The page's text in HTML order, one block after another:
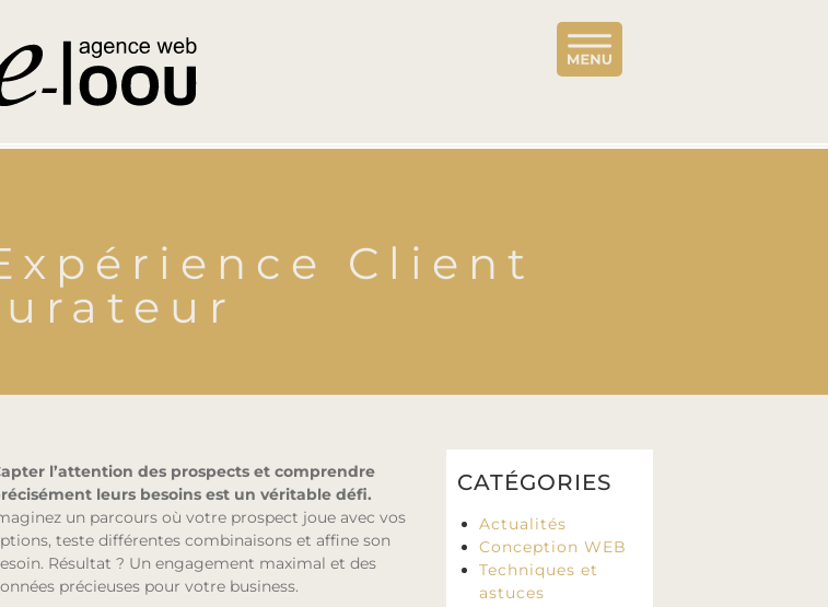
Client
l’attention des prospects et comprendre
leurs besoins est un véritable défi.
un parcours où votre prospect joue avec vos
teste différentes combinaisons et affine son
Résultat ? Un engagement maximal et des
précieuses pour votre business.
CATÉGORIES
Actualités
Conception WEB
Techniques et
astuces